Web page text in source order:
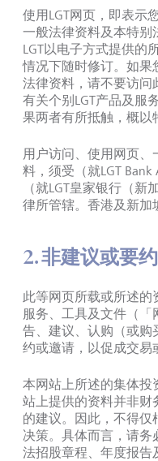
使用LGT网页，即表示
一般法律资料及本特别
LGT以电子方式提供的
情况下随时修订。如果
法律资料，请不要访问
有关个别LGT产品及服
果两者有所抵触，概以
用户访问、使用网页、
料，须受（就LGT
（就LGT皇家银行（
律所管辖。香港及新加
2. 非建议或要约
此等网页所载或所述的
服务、工具及文件（
告、建议、认购（或购
约或邀请，以促成交易
本网站上所述的集体投
站上提供的资料并非财
的建议。因此，不得
决策。具体而言，请务
法招股章程、年度报告